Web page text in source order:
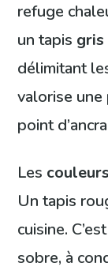
refuge
un tapis
délimitant
valorise une
point
Les
Un tapis
cuisine.
sobre, à